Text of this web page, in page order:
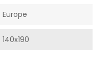
Europe
140x190